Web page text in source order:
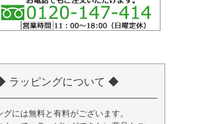
ラッピングについて ◆
グには無料と有料がございます。